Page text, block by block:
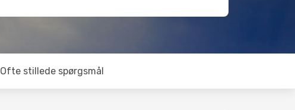
Ofte stillede spørgsmål